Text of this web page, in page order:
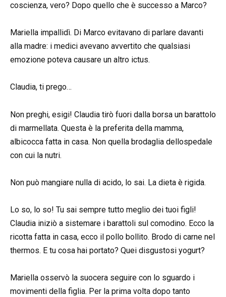
coscienza, vero? Dopo quello che è successo a Marco?
Mariella impallidì. Di Marco evitavano di parlare davanti
alla madre: i medici avevano avvertito che qualsiasi
emozione poteva causare un altro ictus.
Claudia, ti prego…
Non preghi, esigi! Claudia tirò fuori dalla borsa un barattolo
di marmellata. Questa è la preferita della mamma,
albicocca fatta in casa. Non quella brodaglia dellospedale
con cui la nutri.
Non può mangiare nulla di acido, lo sai. La dieta è rigida.
Lo so, lo so! Tu sai sempre tutto meglio dei tuoi figli!
Claudia iniziò a sistemare i barattoli sul comodino. Ecco la
ricotta fatta in casa, ecco il pollo bollito. Brodo di carne nel
thermos. E tu cosa hai portato? Quei disgustosi yogurt?
Mariella osservò la suocera seguire con lo sguardo i
movimenti della figlia. Per la prima volta dopo tanto